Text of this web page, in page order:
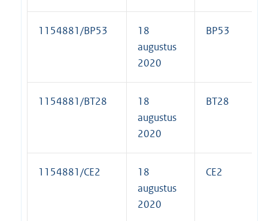
1154881/BP53
18
augustus
2020
BP53
1154881/BT28
18
augustus
2020
BT28
1154881/CE2
18
augustus
2020
CE2